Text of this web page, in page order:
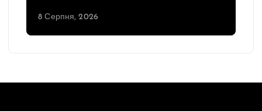
8 Серпня, 2026